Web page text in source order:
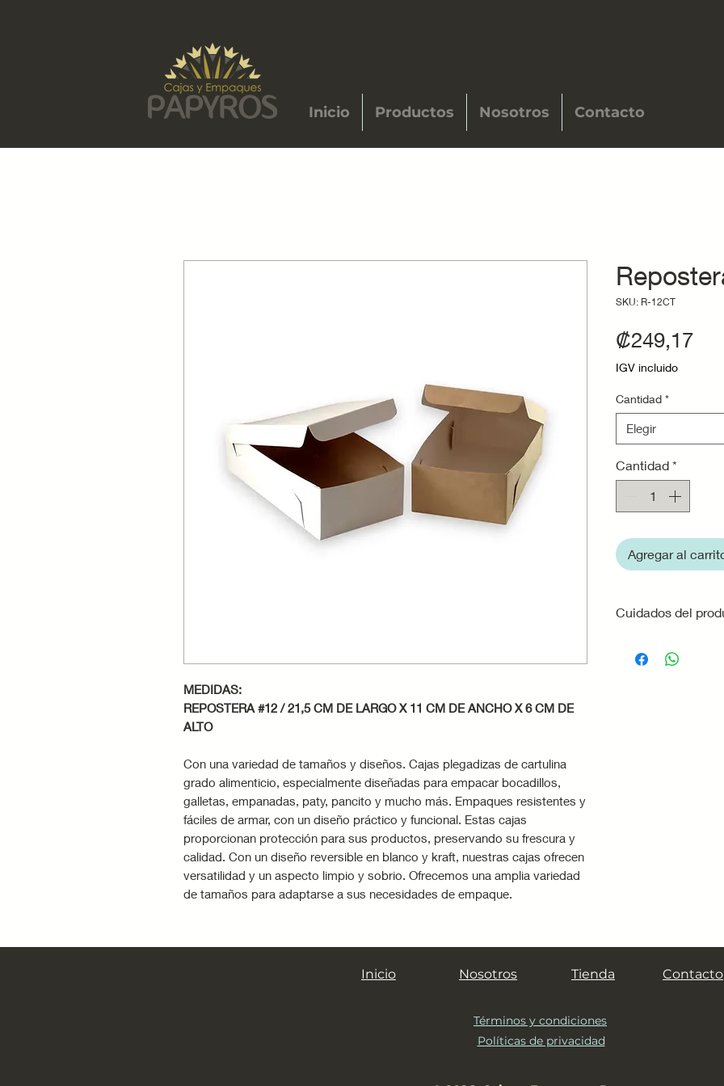
Inicio Productos Nosotros Contacto
MEDIDAS:
REPOSTERA #12 / 21,5 CM DE LARGO X 11 CM DE ANCHO X 6 CM DE
ALTO
Con una variedad de tamaños y diseños. Cajas plegadizas de cartulina
grado alimenticio, especialmente diseñadas para empacar bocadillos,
galletas, empanadas, paty, pancito y mucho más. Empaques resistentes y
fáciles de armar, con un diseño práctico y funcional. Estas cajas
proporcionan protección para sus productos, preservando su frescura y
calidad. Con un diseño reversible en blanco y kraft, nuestras cajas ofrecen
versatilidad y un aspecto limpio y sobrio. Ofrecemos una amplia variedad
de tamaños para adaptarse a sus necesidades de empaque.
SKU: R-12CT
₡249,17
IGV incluido
Cantidad *
Elegir
Cantidad *
Agregar al
Cuidados del
que la cartulina
Inicio Nosotros Tienda Contacto
Términos y condiciones
Políticas de privacidad